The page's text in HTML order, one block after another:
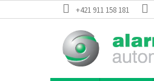
na
+421 911 158 181